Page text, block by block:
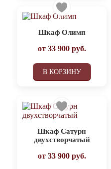
Шкаф Олимп
от 33 900руб.
В КОРЗИНУ
Шкаф Сатурн
двухстворчатый
от 33 900руб.